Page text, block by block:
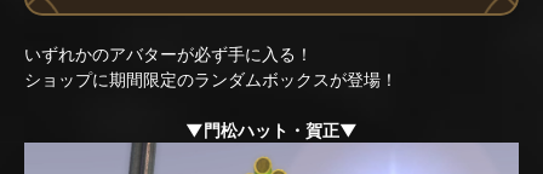
いずれかのアバターが必ず手に入る！
ショップに期間限定のランダムボックスが登場！
▼門松ハット・賀正▼